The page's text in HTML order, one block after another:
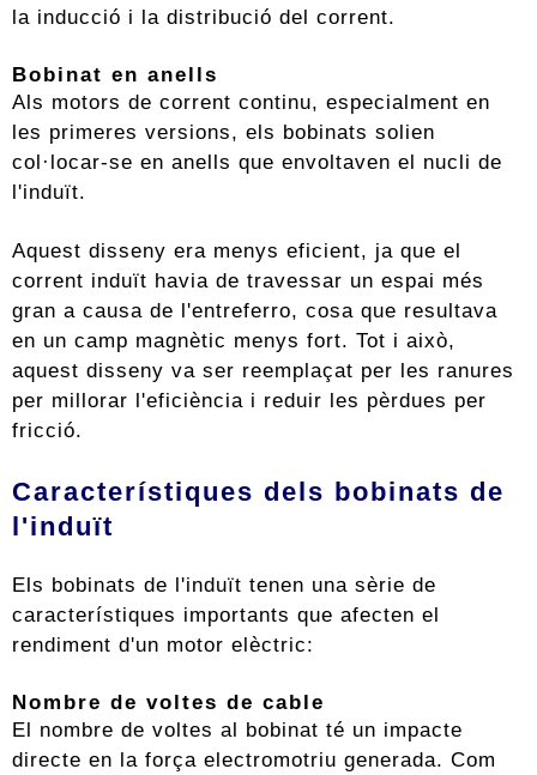
la inducció i la distribució del corrent.
Bobinat en anells
Als motors de corrent continu, especialment en
les primeres versions, els bobinats solien
col·locar-se en anells que envoltaven el nucli de
l'induït.
Aquest disseny era menys eficient, ja que el
corrent induït havia de travessar un espai més
gran a causa de l'entreferro, cosa que resultava
en un camp magnètic menys fort. Tot i això,
aquest disseny va ser reemplaçat per les ranures
per millorar l'eficiència i reduir les pèrdues per
fricció.
Característiques dels bobinats de
l'induït
Els bobinats de l'induït tenen una sèrie de
característiques importants que afecten el
rendiment d'un motor elèctric:
Nombre de voltes de cable
El nombre de voltes al bobinat té un impacte
directe en la força electromotriu generada. Com